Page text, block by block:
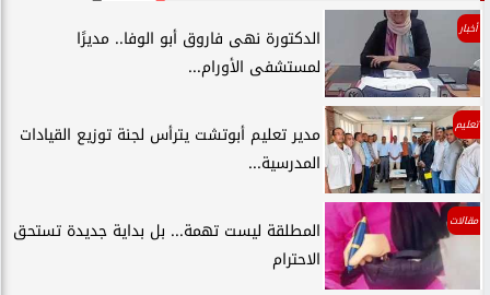
أخبار
الدكتورة نهى فاروق أبو الوفا.. مديرًا
لمستشفى الأورام...
تعليم
مدير تعليم أبوتشت يترأس لجنة توزيع القيادات
المدرسية...
مقالات
المطلقة ليست تهمة... بل بداية جديدة تستحق
الاحترام